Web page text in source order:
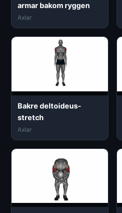
armar bakom ryggen
Axlar
Bakre deltoideus-
stretch
Axlar